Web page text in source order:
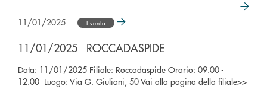
11/01/2025 Evento
11/01/2025 - ROCCADASPIDE
Data: 11/01/2025 Filiale: Roccadaspide Orario: 09.00 -
12.00 Luogo: Via G. Giuliani, 50 Vai alla pagina della filiale>>